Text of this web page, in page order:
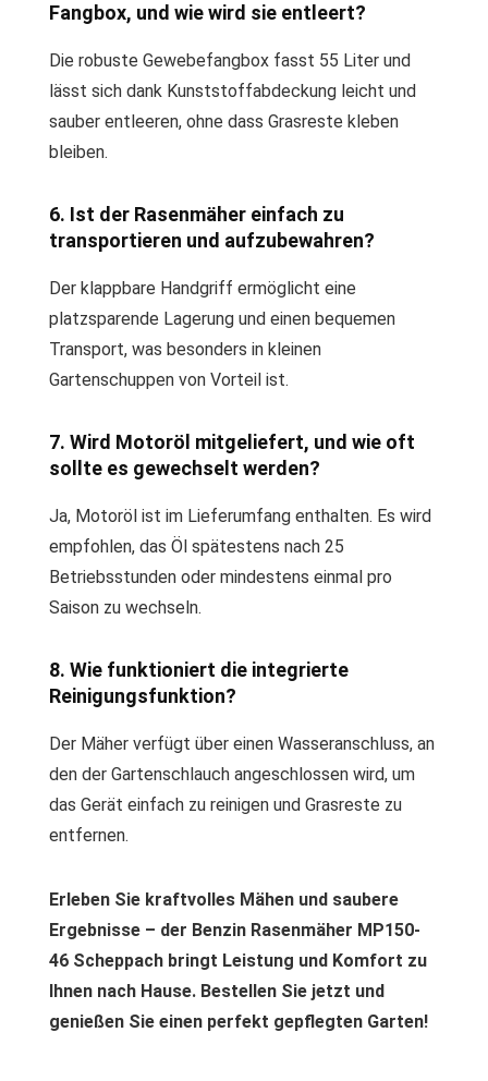
Fangbox, und wie wird sie entleert?
Die robuste Gewebefangbox fasst 55 Liter und
lässt sich dank Kunststoffabdeckung leicht und
sauber entleeren, ohne dass Grasreste kleben
bleiben.
6. Ist der Rasenmäher einfach zu
transportieren und aufzubewahren?
Der klappbare Handgriff ermöglicht eine
platzsparende Lagerung und einen bequemen
Transport, was besonders in kleinen
Gartenschuppen von Vorteil ist.
7. Wird Motoröl mitgeliefert, und wie oft
sollte es gewechselt werden?
Ja, Motoröl ist im Lieferumfang enthalten. Es wird
empfohlen, das Öl spätestens nach 25
Betriebsstunden oder mindestens einmal pro
Saison zu wechseln.
8. Wie funktioniert die integrierte
Reinigungsfunktion?
Der Mäher verfügt über einen Wasseranschluss, an
den der Gartenschlauch angeschlossen wird, um
das Gerät einfach zu reinigen und Grasreste zu
entfernen.
Erleben Sie kraftvolles Mähen und saubere
Ergebnisse – der Benzin Rasenmäher MP150-
46 Scheppach bringt Leistung und Komfort zu
Ihnen nach Hause. Bestellen Sie jetzt und
genießen Sie einen perfekt gepflegten Garten!